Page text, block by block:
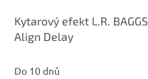
Kytarový efekt L.R. BAGGS
Align Delay
Do 10 dnů